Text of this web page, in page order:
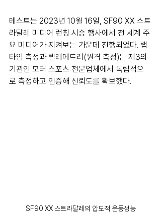
테스트는 2023년 10월 16일, SF90 XX 스트
라달레 미디어 런칭 시승 행사에서 전 세계 주
요 미디어가 지켜보는 가운데 진행되었다. 랩
타임 측정과 텔레메트리(원격 측정)는 제3의
기관인 모터 스포츠 전문업체에서 독립적으
로 측정하고 인증해 신뢰도를 확보했다.
SF90 XX 스트라달레의 압도적 운동성능